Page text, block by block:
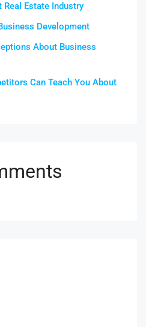
Real Estate Industry
Development
About Business
Can Teach You About